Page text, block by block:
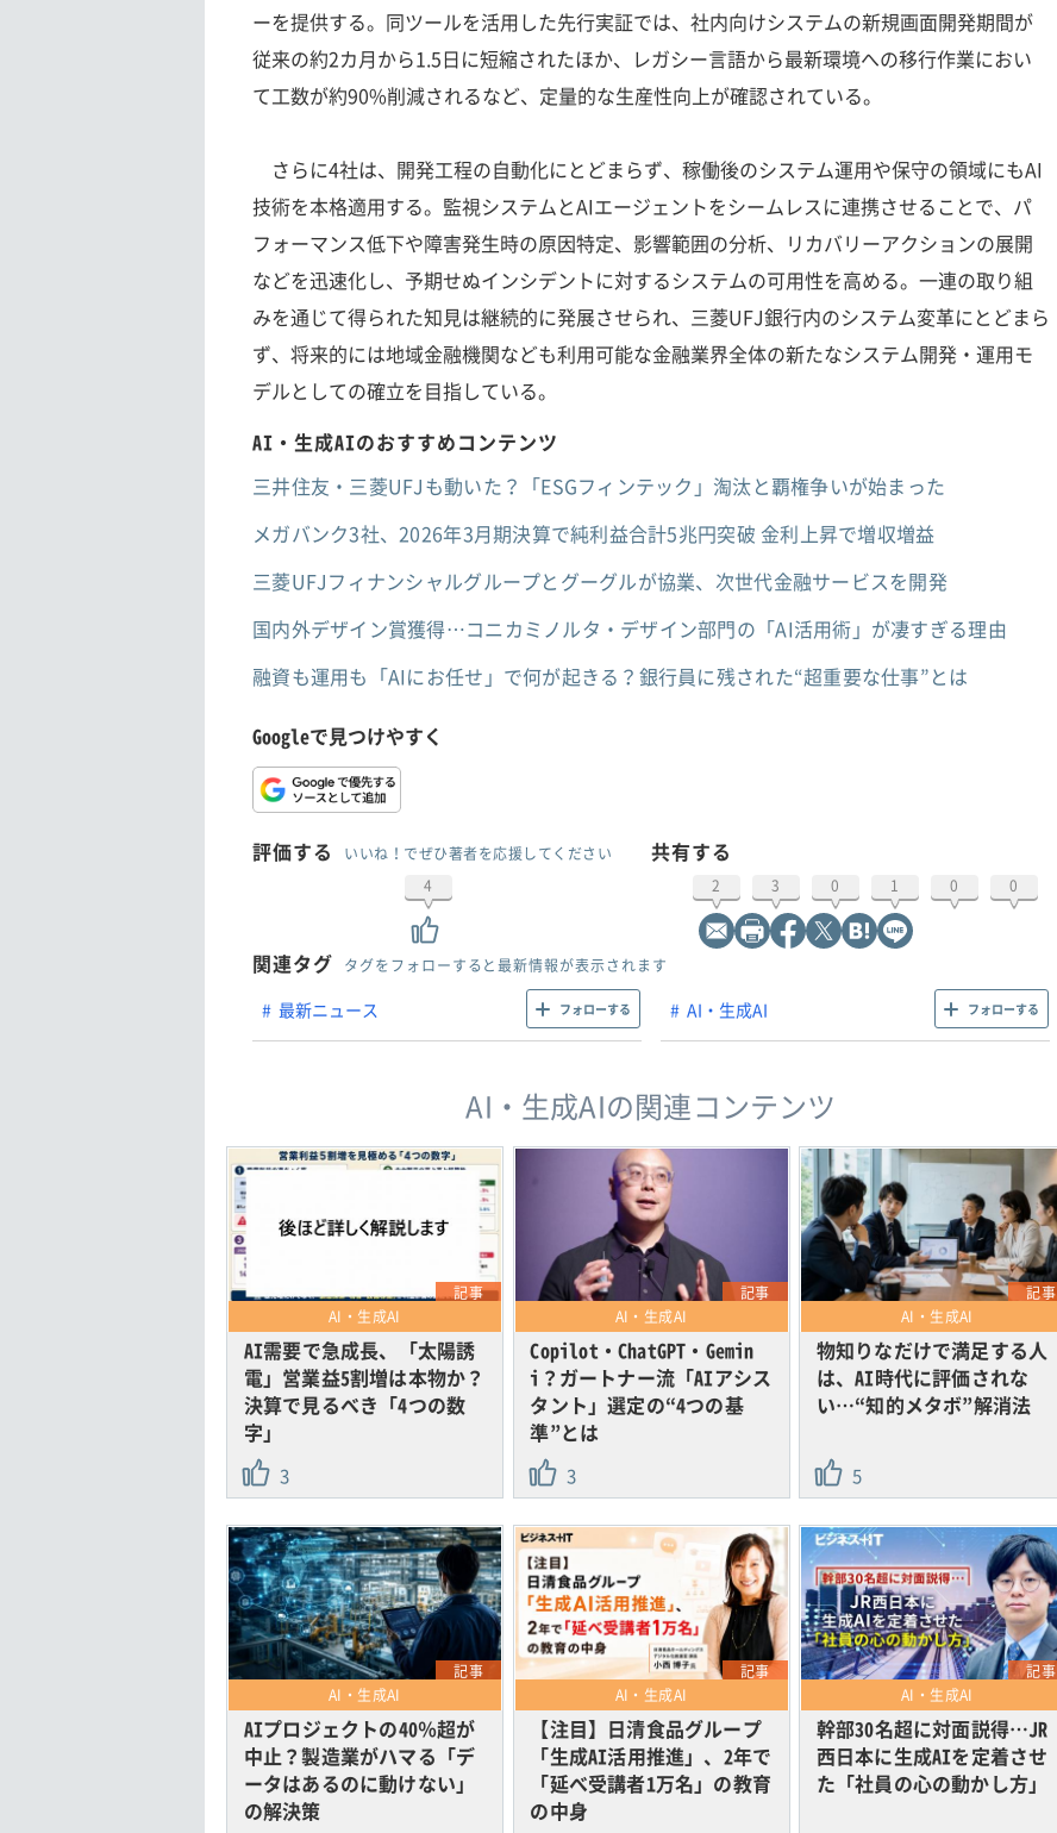
ーを提供する。同ツールを活用した先行実証では、社内向けシステムの新規画面開発期間が
従来の約2カ月から1.5日に短縮されたほか、レガシー言語から最新環境への移行作業におい
て工数が約90%削減されるなど、定量的な生産性向上が確認されている。
さらに4社は、開発工程の自動化にとどまらず、稼働後のシステム運用や保守の領域にもAI
技術を本格適用する。監視システムとAIエージェントをシームレスに連携させることで、パ
フォーマンス低下や障害発生時の原因特定、影響範囲の分析、リカバリーアクションの展開
などを迅速化し、予期せぬインシデントに対するシステムの可用性を高める。一連の取り組
みを通じて得られた知見は継続的に発展させられ、三菱UFJ銀行内のシステム変革にとどまら
ず、将来的には地域金融機関なども利用可能な金融業界全体の新たなシステム開発・運用モ
デルとしての確立を目指している。
AI・生成AIのおすすめコンテンツ
三井住友・三菱UFJも動いた？「ESGフィンテック」淘汰と覇権争いが始まった
メガバンク3社、2026年3月期決算で純利益合計5兆円突破 金利上昇で増収増益
三菱UFJフィナンシャルグループとグーグルが協業、次世代金融サービスを開発
国内外デザイン賞獲得…コニカミノルタ・デザイン部門の「AI活用術」が凄すぎる理由
融資も運用も「AIにお任せ」で何が起きる？銀行員に残された“超重要な仕事”とは
Googleで見つけやすく
評価する
いいね！でぜひ著者を応援してください
4
共有する
2 3 0 1 0 0
関連タグ タグをフォローすると最新情報が表示されます
最新ニュース フォローする AI・生成AI フォローする
AI・生成AIの関連コンテンツ
記事
AI・生成AI
AI需要で急成長、「太陽誘
電」営業益5割増は本物か？
決算で見るべき「4つの数
字」
3
記事
AI・生成AI
Copilot・ChatGPT・Gemin
i？ガートナー流「AIアシス
タント」選定の“4つの基
準”とは
3
記事
AI・生成AI
物知りなだけで満足する人
は、AI時代に評価されな
い…“知的メタボ”解消法
5
記事
AI・生成AI
AIプロジェクトの40％超が
中止？製造業がハマる「デ
ータはあるのに動けない」
の解決策
記事
AI・生成AI
【注目】日清食品グループ
「生成AI活用推進」、2年で
「延べ受講者1万名」の教育
の中身
記事
AI・生成AI
幹部30名超に対面説得…JR
西日本に生成AIを定着させ
た「社員の心の動かし方」